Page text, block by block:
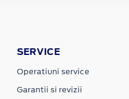
SERVICE
Operatiuni service
Garantii si revizii